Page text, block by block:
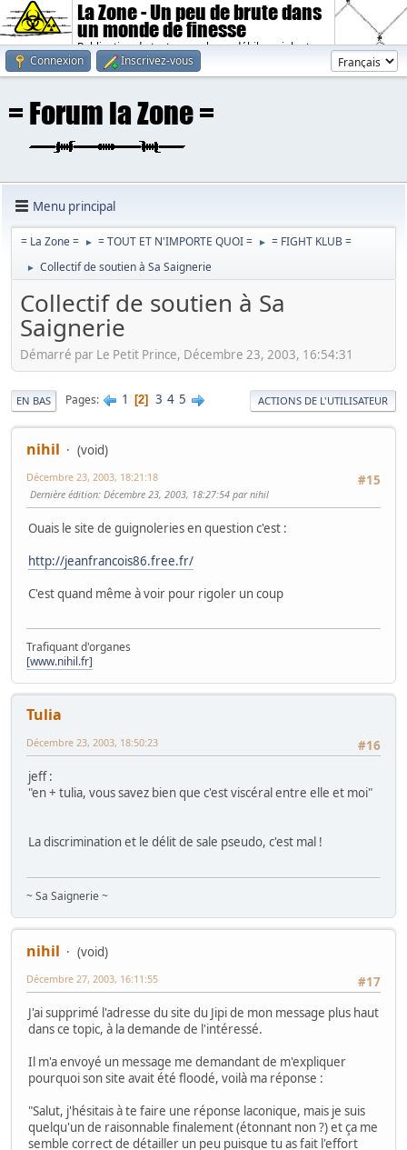
La Zone - Un peu de brute dans
un monde de finesse
Publication de textes sombres, débiles, violents.
Connexion
Inscrivez-vous
Menu principal
= La Zone = ► = TOUT ET N'IMPORTE QUOI = ► = FIGHT KLUB =
► Collectif de soutien à Sa Saignerie
Collectif de soutien à Sa
Saignerie
Démarré par Le Petit Prince, Décembre 23, 2003, 16:54:31
EN BAS Pages 1 2 3 4 5 ACTIONS DE L'UTILISATEUR
nihil
(void)
#15
Décembre 23, 2003, 18:21:18
Dernière édition: Décembre 23, 2003, 18:27:54 par nihil
Ouais le site de guignoleries en question c'est :
http://jeanfrancois86.free.fr/
C'est quand même à voir pour rigoler un coup
Trafiquant d'organes
[www.nihil.fr]
Tulia
#16
Décembre 23, 2003, 18:50:23
jeff :
"en + tulia, vous savez bien que c'est viscéral entre elle et moi"
La discrimination et le délit de sale pseudo, c'est mal !
~ Sa Saignerie ~
nihil
(void)
#17
Décembre 27, 2003, 16:11:55
J'ai supprimé l'adresse du site du Jipi de mon message plus haut
dans ce topic, à la demande de l'intéressé.
Il m'a envoyé un message me demandant de m'expliquer
pourquoi son site avait été floodé, voilà ma réponse :
"Salut, j'hésitais à te faire une réponse laconique, mais je suis
quelqu'un de raisonnable finalement (étonnant non ?) et ça me
semble correct de détailler un peu puisque tu as fait l'effort